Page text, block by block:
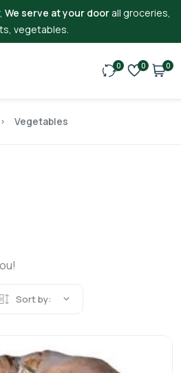
We serve at your doorall groceries,
vegetables.
0 0 0
Vegetables
Sort by: